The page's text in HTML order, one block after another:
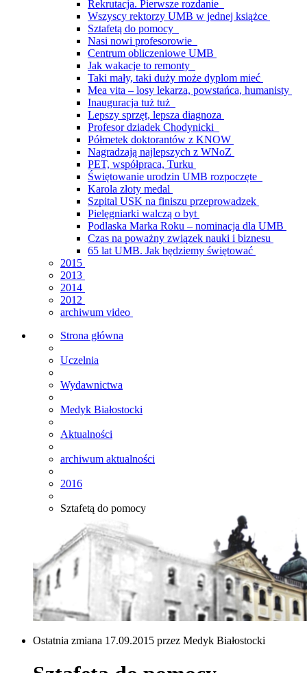
Rekrutacja. Pierwsze rozdanie
Wszyscy rektorzy UMB w jednej książce
Sztafetą do pomocy
Nasi nowi profesorowie
Centrum obliczeniowe UMB
Jak wakacje to remonty
Taki mały, taki duży może dyplom mieć
Mea vita – losy lekarza, powstańca, humanisty
Inauguracja tuż tuż
Lepszy sprzęt, lepsza diagnoza
Profesor dziadek Chodynicki
Półmetek doktorantów z KNOW
Nagradzają najlepszych z WNoZ
PET, współpraca, Turku
Świętowanie urodzin UMB rozpoczęte
Karola złoty medal
Szpital USK na finiszu przeprowadzek
Pielęgniarki walczą o byt
Podlaska Marka Roku – nominacja dla UMB
Czas na poważny związek nauki i biznesu
65 lat UMB. Jak będziemy świętować
2015
2013
2014
2012
archiwum video
Strona główna
Uczelnia
Wydawnictwa
Medyk Białostocki
Aktualności
archiwum aktualności
2016
Sztafetą do pomocy
Ostatnia zmiana 17.09.2015 przez Medyk Białostocki